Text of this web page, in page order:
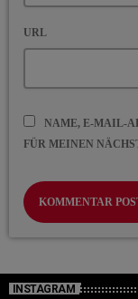
URL
NAME, E-MAIL-
FÜR MEINEN
INSTAGRAM